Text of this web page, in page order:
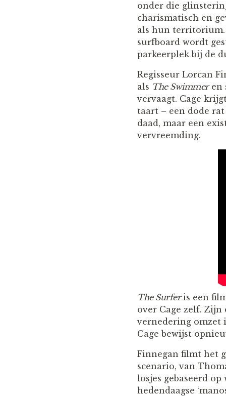
onder die
charismatisch en
als hun territorium.
surfboard wordt
parkeerplek bij de
Regisseur Lorcan
als The Swimmeren
vervaagt. Cage
taart – een dode
daad, maar een
vervreemding.
The Surferis een
over Cage zelf.
vernedering omzet
Cage bewijst
Finnegan filmt het
scenario, van
losjes gebaseerd
hedendaagse